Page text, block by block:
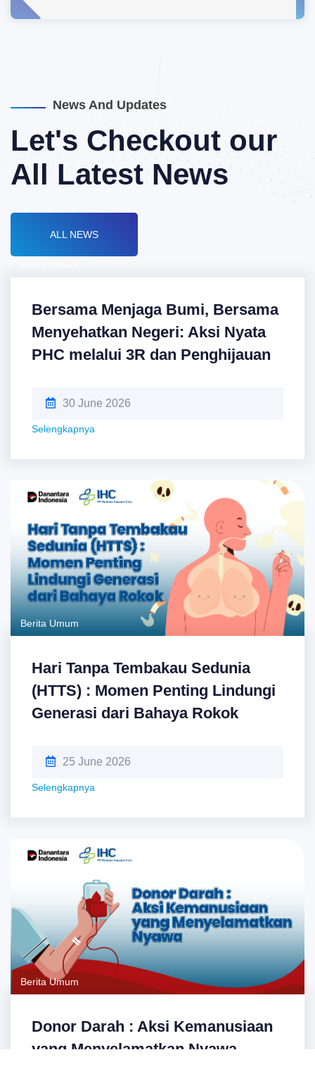
News And Updates
Let's Checkout our
All Latest News
ALL NEWS
Bersama Menjaga Bumi, Bersama
Menyehatkan Negeri: Aksi Nyata
PHC melalui 3R dan Penghijauan
30 June 2026
Selengkapnya
Hari Tanpa Tembakau Sedunia
(HTTS) : Momen Penting Lindungi
Generasi dari Bahaya Rokok
25 June 2026
Berita Umum
Selengkapnya
Donor Darah : Aksi Kemanusiaan
yang Menyelamatkan Nyawa
Berita Umum